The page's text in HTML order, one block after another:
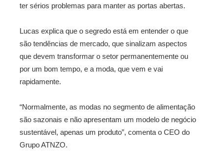
ter sérios problemas para manter as portas abertas.
Lucas explica que o segredo está em entender o que
são tendências de mercado, que sinalizam aspectos
que devem transformar o setor permanentemente ou
por um bom tempo, e a moda, que vem e vai
rapidamente.
“Normalmente, as modas no segmento de alimentação
são sazonais e não apresentam um modelo de negócio
sustentável, apenas um produto”, comenta o CEO do
Grupo ATNZO.